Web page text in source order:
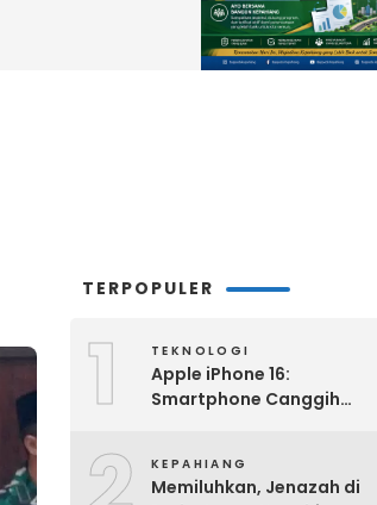
TERPOPULER
1 TEKNOLOGI
Apple iPhone 16:
Smartphone Canggih
KEPAHIANG
Memiluhkan, Jenazah di